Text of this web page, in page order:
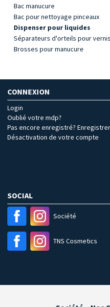
Bac manucure
Bac pour nettoyage pinceaux
Dispenser pour liquides
Séparateurs d'orteils pour
Brosses pour manucure
CONNEXION
Login
Oublié votre mdp?
Pas encore enregistré?
Désactivation de votre compte
SOCIAL
Société
TNS Cosmetics